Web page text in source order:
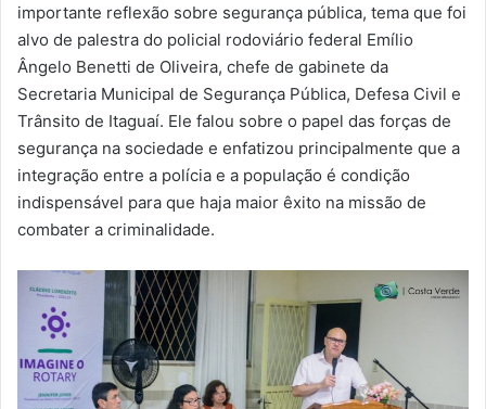
importante reflexão sobre segurança pública, tema que foi
alvo de palestra do policial rodoviário federal Emílio
Ângelo Benetti de Oliveira, chefe de gabinete da
Secretaria Municipal de Segurança Pública, Defesa Civil e
Trânsito de Itaguaí. Ele falou sobre o papel das forças de
segurança na sociedade e enfatizou principalmente que a
integração entre a polícia e a população é condição
indispensável para que haja maior êxito na missão de
combater a criminalidade.